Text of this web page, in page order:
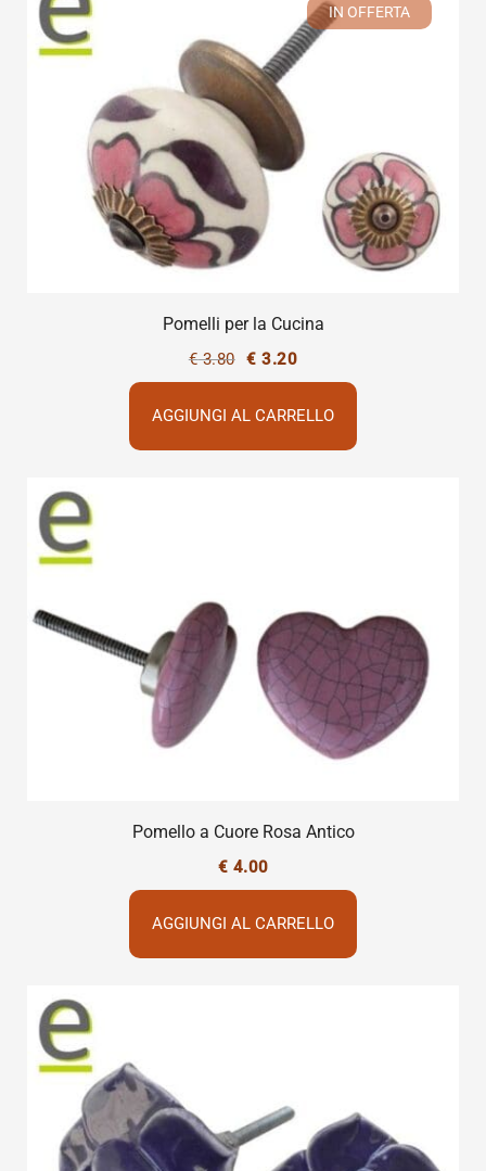
IN OFFERTA
Pomelli per la Cucina
€3.80 € 3.20
AGGIUNGI AL CARRELLO
Pomello a Cuore Rosa Antico
€ 4.00
AGGIUNGI AL CARRELLO